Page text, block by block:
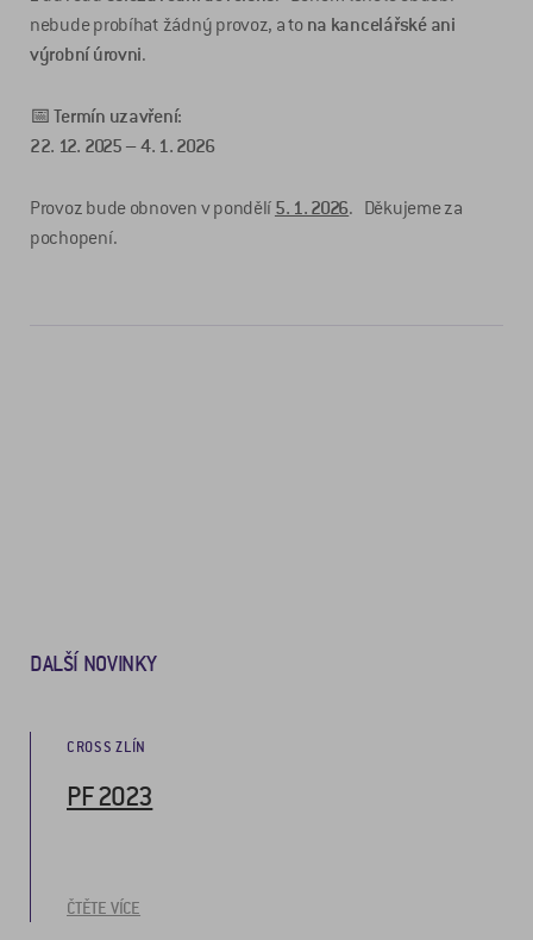
nebude probíhat žádný provoz, a to na kancelářské ani
výrobní úrovni.
📅Termín uzavření:
22. 12. 2025 – 4. 1. 2026
Provoz bude obnoven v pondělí 5. 1. 2026. Děkujeme za
pochopení.
DALŠÍ NOVINKY
CROSS ZLÍN
PF 2023
ČTĚTE VÍCE